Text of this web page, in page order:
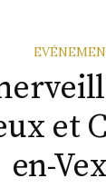
et
en-